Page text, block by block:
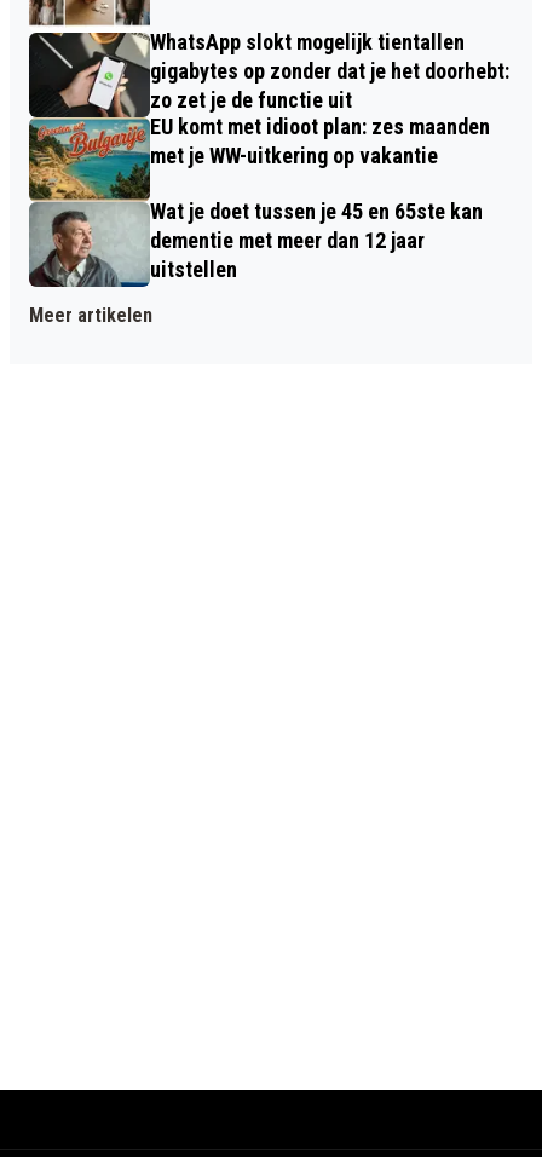
WhatsApp slokt mogelijk tientallen
gigabytes op zonder dat je het doorhebt:
zo zet je de functie uit
EU komt met idioot plan: zes maanden
met je WW-uitkering op vakantie
Wat je doet tussen je 45 en 65ste kan
dementie met meer dan 12 jaar
uitstellen
Meer artikelen